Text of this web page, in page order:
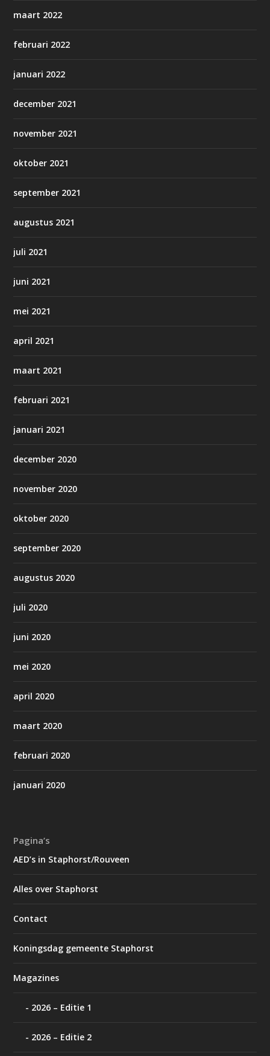
maart 2022
februari 2022
januari 2022
december 2021
november 2021
oktober 2021
september 2021
augustus 2021
juli 2021
juni 2021
mei 2021
april 2021
maart 2021
februari 2021
januari 2021
december 2020
november 2020
oktober 2020
september 2020
augustus 2020
juli 2020
juni 2020
mei 2020
april 2020
maart 2020
februari 2020
januari 2020
Pagina’s
AED’s in Staphorst/Rouveen
Alles over Staphorst
Contact
Koningsdag gemeente Staphorst
Magazines
2026 – Editie 1
2026 – Editie 2